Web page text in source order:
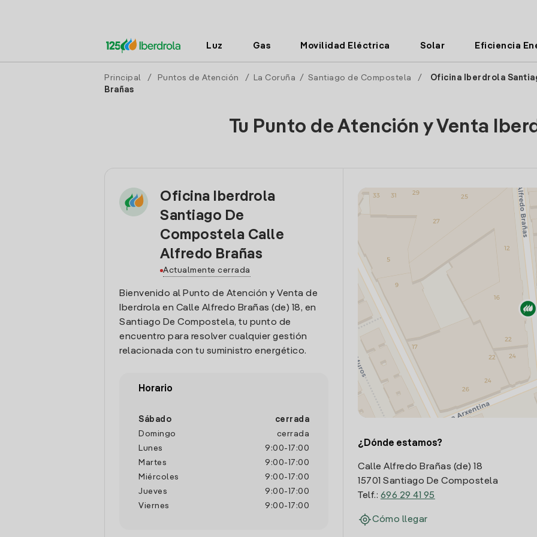
Luz Gas Movilidad Eléctrica Solar Eficiencia
Principal / Puntos de Atención / La Coruña / Santiago de Compostela /
Oficina Iberdrola
Brañas
Tu Punto de Atención y Venta
Oficina Iberdrola
Santiago De
Compostela Calle
Alfredo Brañas
Actualmente cerrada
Bienvenido al Punto de Atención y Venta de
Iberdrola en Calle Alfredo Brañas (de) 18, en
Santiago De Compostela, tu punto de
encuentro para resolver cualquier gestión
relacionada con tu suministro energético.
Horario
Sábado
cerrada
Domingo
cerrada
Lunes
9:00- 17:00
Martes
9:00- 17:00
Miércoles
9:00- 17:00
Jueves
9:00- 17:00
Viernes
9:00- 17:00
¿Dónde estamos?
Calle Alfredo Brañas (de) 18
15701 Santiago De Compostela
Telf.: 696 29 41 95
Cómo llegar